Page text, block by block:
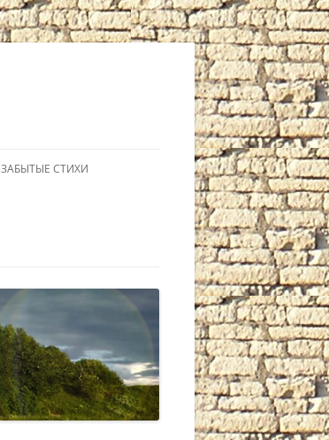
ЗАБЫТЫЕ СТИХИ